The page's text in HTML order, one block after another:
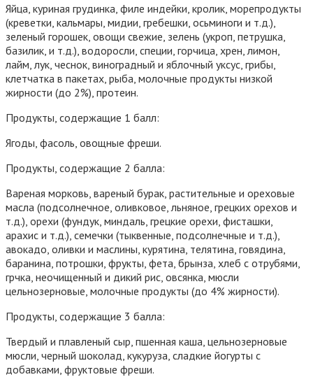
Яйца, куриная грудинка, филе индейки, кролик, морепродукты
(креветки, кальмары, мидии, гребешки, осьминоги и т.д.),
зеленый горошек, овощи свежие, зелень (укроп, петрушка,
базилик, и т.д.), водоросли, специи, горчица, хрен, лимон,
лайм, лук, чеснок, виноградный и яблочный уксус, грибы,
клетчатка в пакетах, рыба, молочные продукты низкой
жирности (до 2%), протеин.
Продукты, содержащие 1 балл:
Ягоды, фасоль, овощные фреши.
Продукты, содержащие 2 балла:
Вареная морковь, вареный бурак, растительные и ореховые
масла (подсолнечное, оливковое, льняное, грецких орехов и
т.д.), орехи (фундук, миндаль, грецкие орехи, фисташки,
арахис и т.д.), семечки (тыквенные, подсолнечные и т.д.),
авокадо, оливки и маслины, курятина, телятина, говядина,
баранина, потрошки, фрукты, фета, брынза, хлеб с отрубями,
грчка, неочищенный и дикий рис, овсянка, мюсли
цельнозерновые, молочные продукты (до 4% жирности).
Продукты, содержащие 3 балла:
Твердый и плавленый сыр, пшенная каша, цельнозерновые
мюсли, черный шоколад, кукуруза, сладкие йогурты с
добавками, фруктовые фреши.